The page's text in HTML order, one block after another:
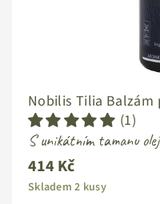
Nobilis Tilia Balzám
(1)
S unikátním tamanu
Standardní
cena
414 Kč
Skladem 2 kusy